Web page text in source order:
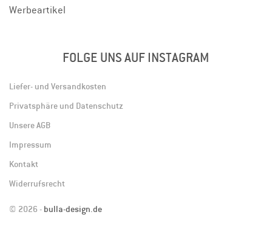
Werbeartikel
FOLGE UNS AUF INSTAGRAM
Liefer- und Versandkosten
Privatsphäre und Datenschutz
Unsere AGB
Impressum
Kontakt
Widerrufsrecht
© 2026 - bulla-design.de